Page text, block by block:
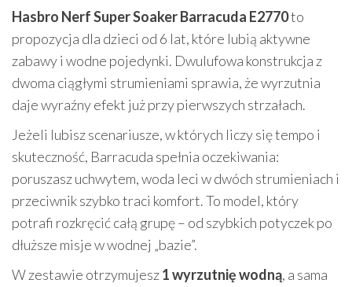
Hasbro Nerf Super Soaker Barracuda E2770to
propozycja dla dzieci od 6 lat, które lubią aktywne
zabawy i wodne pojedynki. Dwulufowa konstrukcja z
dwoma ciągłymi strumieniami sprawia, że wyrzutnia
daje wyraźny efekt już przy pierwszych strzałach.
Jeżeli lubisz scenariusze, w których liczy się tempo i
skuteczność, Barracuda spełnia oczekiwania:
poruszasz uchwytem, woda leci w dwóch strumieniach i
przeciwnik szybko traci komfort. To model, który
potrafi rozkręcić całą grupę – od szybkich potyczek po
dłuższe misje w wodnej „bazie”.
W zestawie otrzymujesz1 wyrzutnię wodną, a sama